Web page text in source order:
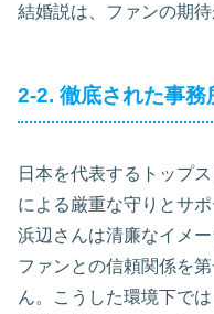
結婚説は、ファンの期
2-2. 徹底された事務
日本を代表するトップ
による厳重な守りとサ
浜辺さんは清廉なイメ
ファンとの信頼関係を
ん。こうした環境下で